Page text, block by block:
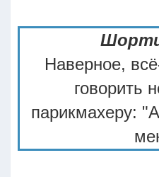
Наверное,
говорить
парикмахеру: